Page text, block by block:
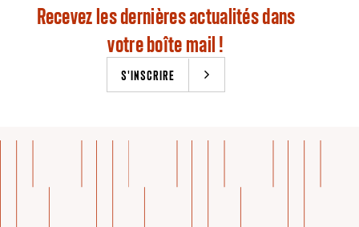
Recevez les dernières actualités dans
votre boîte mail !
S'INSCRIRE